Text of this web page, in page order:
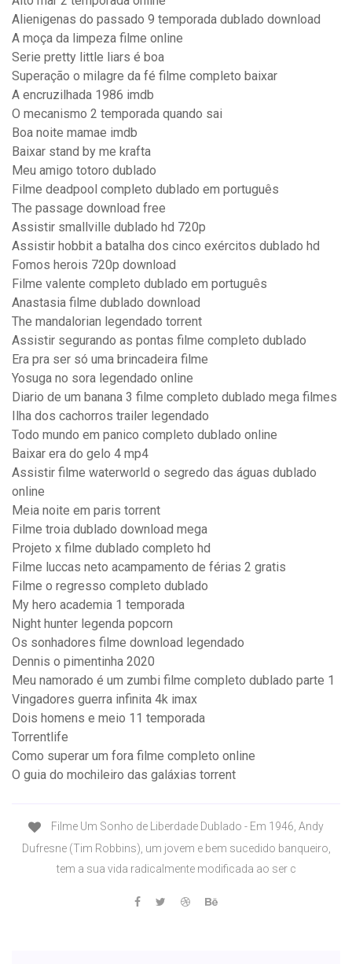
Alienigenas do passado 9 temporada dublado download
A moça da limpeza filme online
Serie pretty little liars é boa
Superação o milagre da fé filme completo baixar
A encruzilhada 1986 imdb
O mecanismo 2 temporada quando sai
Boa noite mamae imdb
Baixar stand by me krafta
Meu amigo totoro dublado
Filme deadpool completo dublado em português
The passage download free
Assistir smallville dublado hd 720p
Assistir hobbit a batalha dos cinco exércitos dublado hd
Fomos herois 720p download
Filme valente completo dublado em português
Anastasia filme dublado download
The mandalorian legendado torrent
Assistir segurando as pontas filme completo dublado
Era pra ser só uma brincadeira filme
Yosuga no sora legendado online
Diario de um banana 3 filme completo dublado mega filmes
Ilha dos cachorros trailer legendado
Todo mundo em panico completo dublado online
Baixar era do gelo 4 mp4
Assistir filme waterworld o segredo das águas dublado
online
Meia noite em paris torrent
Filme troia dublado download mega
Projeto x filme dublado completo hd
Filme luccas neto acampamento de férias 2 gratis
Filme o regresso completo dublado
My hero academia 1 temporada
Night hunter legenda popcorn
Os sonhadores filme download legendado
Dennis o pimentinha 2020
Meu namorado é um zumbi filme completo dublado parte 1
Vingadores guerra infinita 4k imax
Dois homens e meio 11 temporada
Torrentlife
Como superar um fora filme completo online
O guia do mochileiro das galáxias torrent
Filme Um Sonho de Liberdade Dublado - Em 1946, Andy
Dufresne (Tim Robbins), um jovem e bem sucedido banqueiro,
tem a sua vida radicalmente modificada ao ser c